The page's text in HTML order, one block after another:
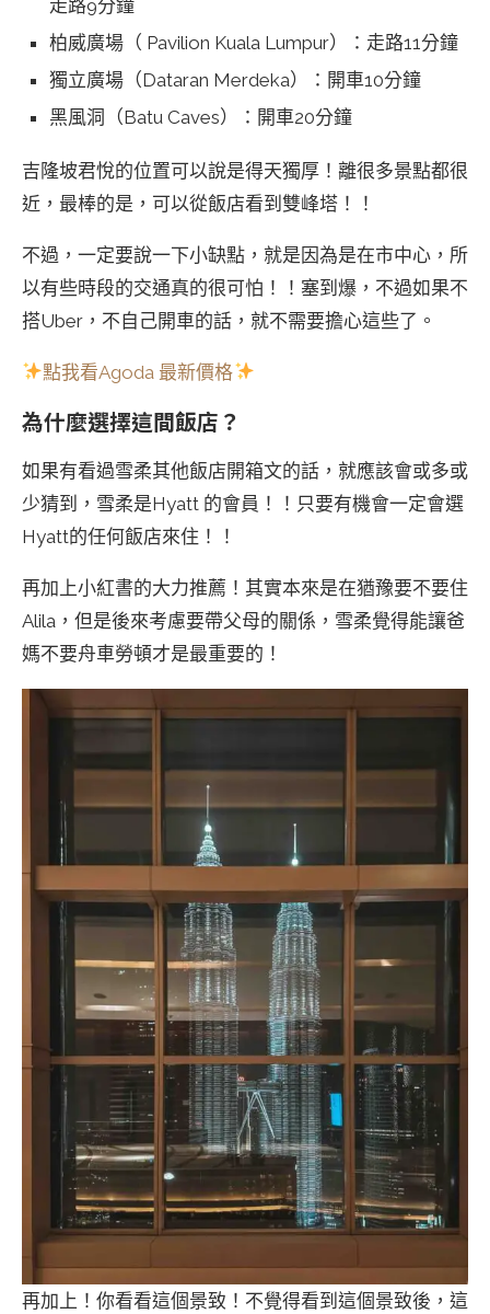
走路9分鐘
柏威廣場（ Pavilion Kuala Lumpur）：走路11分鐘
獨立廣場（Dataran Merdeka）：開車10分鐘
黑風洞（Batu Caves）：開車20分鐘
吉隆坡君悅的位置可以說是得天獨厚！離很多景點都很
近，最棒的是，可以從飯店看到雙峰塔！！
不過，一定要說一下小缺點，就是因為是在市中心，所
以有些時段的交通真的很可怕！！塞到爆，不過如果不
搭Uber，不自己開車的話，就不需要擔心這些了。
點我看Agoda 最新價格
為什麼選擇這間飯店？
如果有看過雪柔其他飯店開箱文的話，就應該會或多或
少猜到，雪柔是Hyatt 的會員！！只要有機會一定會選
Hyatt的任何飯店來住！！
再加上小紅書的大力推薦！其實本來是在猶豫要不要住
Alila，但是後來考慮要帶父母的關係，雪柔覺得能讓爸
媽不要舟車勞頓才是最重要的！
再加上！你看看這個景致！不覺得看到這個景致後，這